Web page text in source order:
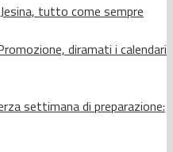
tutto come sempre
diramati i calendari
settimana di preparazione: